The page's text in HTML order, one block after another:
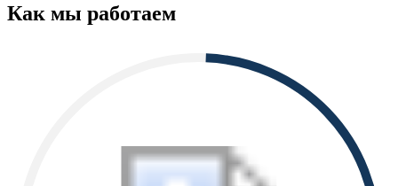
Как мы работаем